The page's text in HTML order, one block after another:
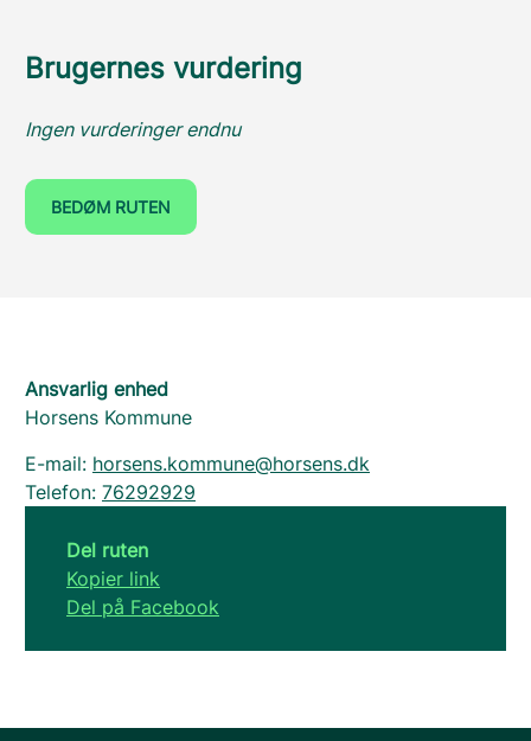
Brugernes vurdering
Ingen vurderinger endnu
BEDØM RUTEN
Ansvarlig enhed
Horsens Kommune
E-mail: horsens.kommune@horsens.dk
Telefon: 76292929
Del ruten
Kopier link
Del på Facebook